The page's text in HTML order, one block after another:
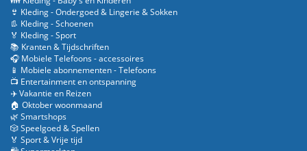
👙 Kleding - Ondergoed & Lingerie & Sokken
👢 Kleding - Schoenen
🏅 Kleding - Sport
📚 Kranten & Tijdschriften
🎧 Mobiele Telefoons - accessoires
📱 Mobiele abonnementen - Telefoons
📺 Entertainment en ontspanning
✈️ Vakantie en Reizen
🏠 Oktober woonmaand
🌿 Smartshops
🎲 Speelgoed & Spellen
🏅 Sport & Vrije tijd